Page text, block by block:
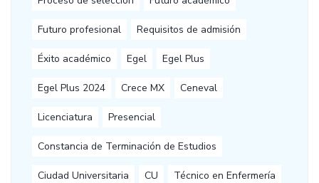
Futuro profesional Requisitos de admisión
Éxito académico Egel Egel Plus
Egel Plus 2024 Crece MX Ceneval
Licenciatura Presencial
Constancia de Terminación de Estudios
Ciudad Universitaria CU Técnico en Enfermería